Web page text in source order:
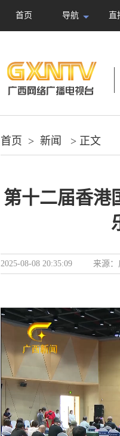
首页 导航 直
首页 > 新闻 > 正文
第十二届香港
2025-08-08 20:35:09 来源：